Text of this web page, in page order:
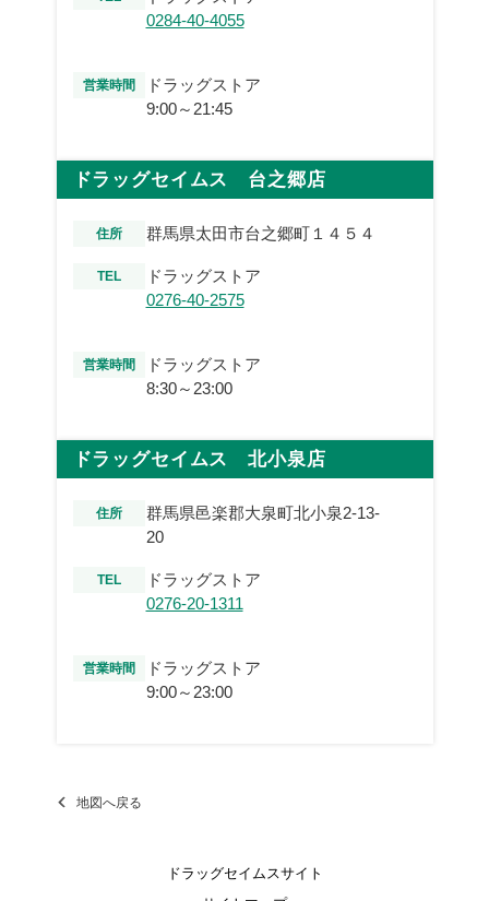
0284-40-4055
営業時間
ドラッグストア
9:00～21:45
ドラッグセイムス 台之郷店
住所 群馬県太田市台之郷町１４５４
TEL
ドラッグストア
0276-40-2575
営業時間
ドラッグストア
8:30～23:00
ドラッグセイムス 北小泉店
住所
群馬県邑楽郡大泉町北小泉2-13-
20
TEL
ドラッグストア
0276-20-1311
営業時間
ドラッグストア
9:00～23:00
地図へ戻る
ドラッグセイムスサイト